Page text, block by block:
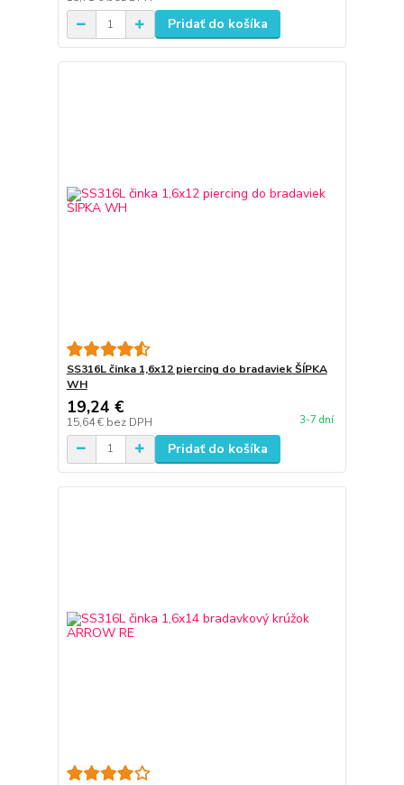
Pridať do košíka
SS316L činka 1,6x12 piercing do bradaviek ŠÍPKA
WH
19,24 €
15,64 € bez DPH 3-7 dní
Pridať do košíka